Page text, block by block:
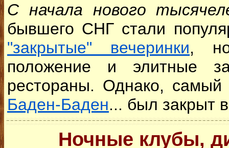
С начала нового
бывшего СНГ стали
"закрытые" вечеринки,
положение и элитные
рестораны. Однако,
Баден-Баден... был закрыт
Ночные клубы,